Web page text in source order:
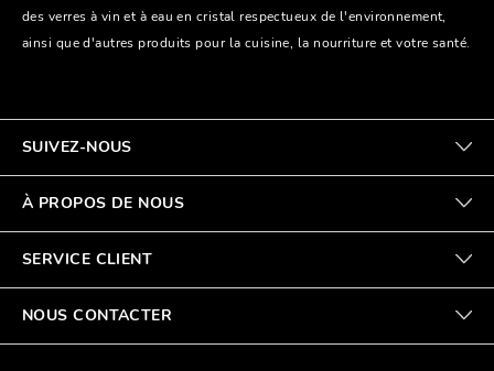
des verres à vin et à eau en cristal respectueux de l'environnement,
ainsi que d'autres produits pour la cuisine, la nourriture et votre santé.
SUIVEZ-NOUS
À PROPOS DE NOUS
SERVICE CLIENT
NOUS CONTACTER